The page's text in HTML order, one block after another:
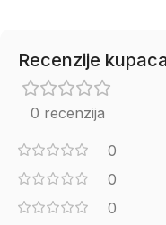
Recenzije
0 recenzija
0
0
0